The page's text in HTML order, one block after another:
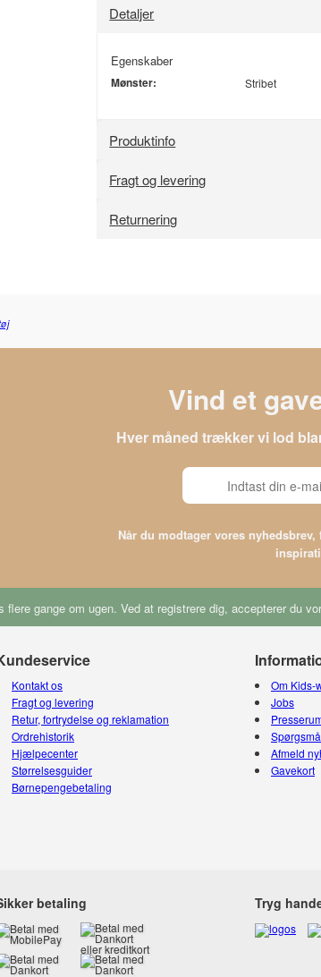
Detaljer
Egenskaber
Mønster: Stribet
Produktinfo
Fragt og levering
Returnering
Vind et
Hver måned trækker vi lod
Når du modtager vores
flere gange om ugen. Ved at registrere dig, accepterer du
Kontakt os
Fragt og levering
Retur, fortrydelse og reklamation
Ordrehistorik
Hjælpecenter
Størrelsesguider
Børnepengebetaling
Om Kids-
Jobs
Afmeld
Gavekort
betaling Tryg